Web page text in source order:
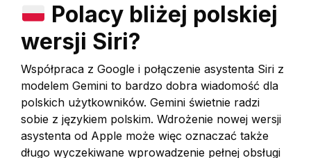
Polacy bliżej polskiej
wersji Siri?
Współpraca z Google i połączenie asystenta Siri z
modelem Gemini to bardzo dobra wiadomość dla
polskich użytkowników. Gemini świetnie radzi
sobie z językiem polskim. Wdrożenie nowej wersji
asystenta od Apple może więc oznaczać także
długo wyczekiwane wprowadzenie pełnej obsługi